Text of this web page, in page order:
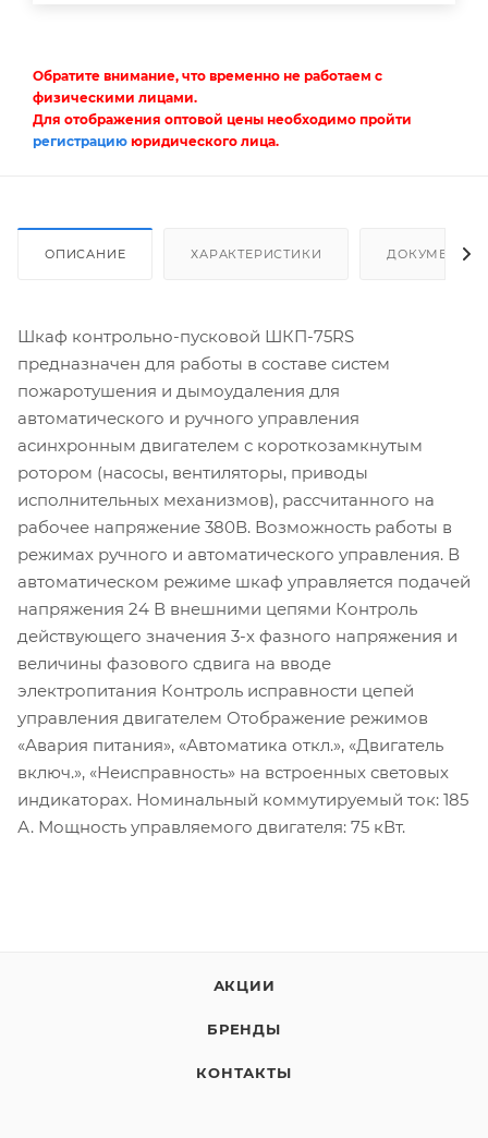
Обратите внимание, что временно не работаем с
физическими лицами.
Для отображения оптовой цены необходимо пройти
регистрацию юридического лица.
ОПИСАНИЕ ХАРАКТЕРИСТИКИ ДОКУМЕНТЫ
Шкаф контрольно-пусковой ШКП-75RS
предназначен для работы в составе систем
пожаротушения и дымоудаления для
автоматического и ручного управления
асинхронным двигателем с короткозамкнутым
ротором (насосы, вентиляторы, приводы
исполнительных механизмов), рассчитанного на
рабочее напряжение 380В. Возможность работы в
режимах ручного и автоматического управления. В
автоматическом режиме шкаф управляется подачей
напряжения 24 В внешними цепями Контроль
действующего значения 3-х фазного напряжения и
величины фазового сдвига на вводе
электропитания Контроль исправности цепей
управления двигателем Отображение режимов
«Авария питания», «Автоматика откл.», «Двигатель
включ.», «Неисправность» на встроенных световых
индикаторах. Номинальный коммутируемый ток: 185
А. Мощность управляемого двигателя: 75 кВт.
АКЦИИ
БРЕНДЫ
КОНТАКТЫ